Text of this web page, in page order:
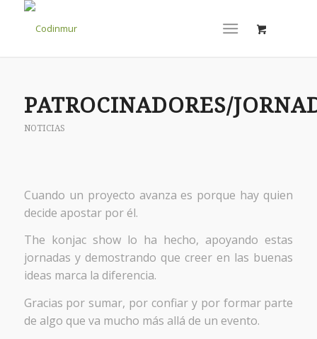
PATROCINADORES/
NOTICIAS
Cuando un proyecto avanza es porque hay quien
decide apostar por él.
The konjac show lo ha hecho, apoyando estas
jornadas y demostrando que creer en las buenas
ideas marca la diferencia.
Gracias por sumar, por confiar y por formar parte
de algo que va mucho más allá de un evento.